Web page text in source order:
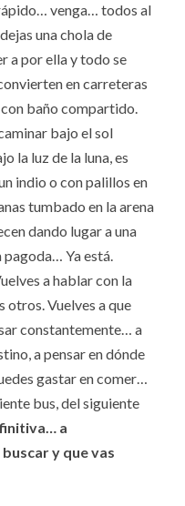
venga… todos al
una chola de
a por ella y todo se
en carreteras
baño compartido.
bajo el sol
la luz de la luna, es
indio o con palillos en
tumbado en la arena
dando lugar a una
Ya está.
a hablar con la
otros. Vuelves a que
constantemente… a
a pensar en dónde
gastar en comer…
bus, del siguiente
a
y que vas